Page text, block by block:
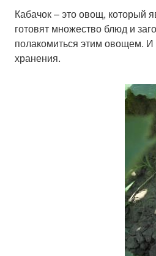
Кабачок – это овощ, который
готовят множество блюд и
полакомиться этим овощем. И
хранения.